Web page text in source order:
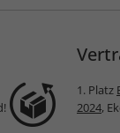
1. Platz
2024,